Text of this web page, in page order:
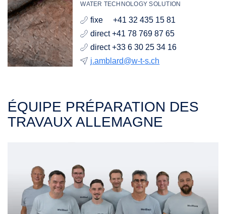
WATER TECHNOLOGY SOLUTION
fixe +41 32 435 15 81
direct +41 78 769 87 65
direct +33 6 30 25 34 16
j.amblard@w-t-s.ch
ÉQUIPE PRÉPARATION DES
TRAVAUX ALLEMAGNE